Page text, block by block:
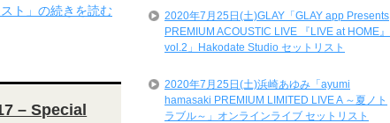
ト」の続きを読む
– Special
2020年7月25日(土)GLAY「GLAY app Presents
PREMIUM ACOUSTIC LIVE 『LIVE at HOME』
vol.2」Hakodate Studio セットリスト
2020年7月25日(土)浜崎あゆみ「ayumi
hamasaki PREMIUM LIMITED LIVE A ～夏ノト
ラブル～」オンラインライブ セットリスト